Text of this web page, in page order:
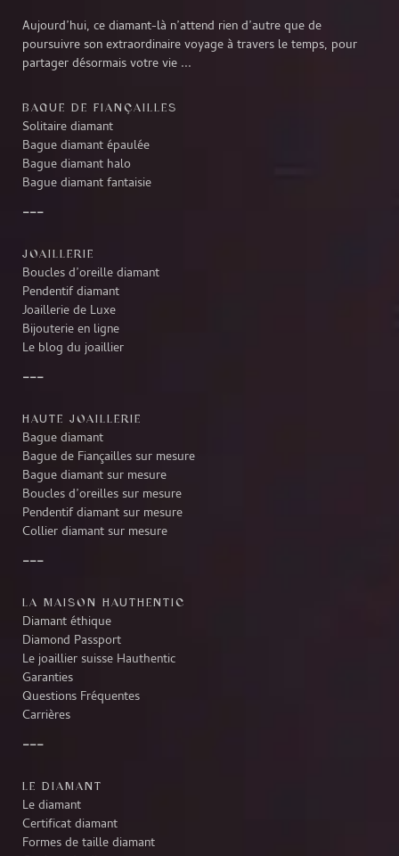
Aujourd’hui, ce diamant-là n’attend rien d’autre que de
poursuivre son extraordinaire voyage à travers le temps, pour
partager désormais votre vie ...
BAGUE DE FIANÇAILLES
Solitaire diamant
Bague diamant épaulée
Bague diamant halo
Bague diamant fantaisie
JOAILLERIE
Boucles d’oreille diamant
Pendentif diamant
Joaillerie de Luxe
Bijouterie en ligne
Le blog du joaillier
HAUTE JOAILLERIE
Bague diamant
Bague de Fiançailles sur mesure
Bague diamant sur mesure
Boucles d’oreilles sur mesure
Pendentif diamant sur mesure
Collier diamant sur mesure
LA MAISON HAUTHENTIC
Diamant éthique
Diamond Passport
Le joaillier suisse Hauthentic
Garanties
Questions Fréquentes
Carrières
LE DIAMANT
Le diamant
Certificat diamant
Formes de taille diamant